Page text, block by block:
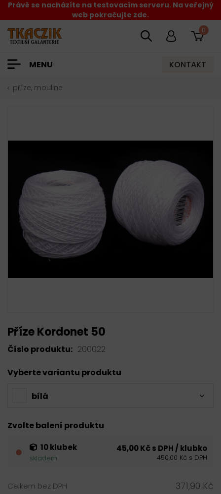
Právě se nacházíte na testovacím serveru. Na veřejný
web pokračujte zde.
0
MENU KONTAKT
příze, mouline
Příze Kordonet 50
Číslo produktu: 200022
Vyberte variantu produktu
bílá
Zvolte balení produktu
10 klubek
skladem
45,00 Kč s DPH / klubko
450,00 Kč s DPH
Celkem bez DPH 371,90 Kč